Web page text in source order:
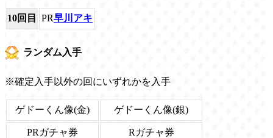
10回目 PR早川アキ
ランダム入手
※確定入手以外の回にいずれかを入手
ゲドーくん像(金) ゲドーくん像(銀)
PRガチャ券 Rガチャ券